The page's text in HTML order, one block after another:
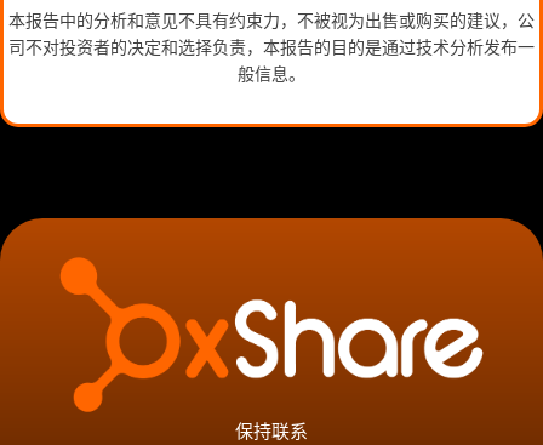
本报告中的分析和意见不具有约束力，不被视为出售或购买的建议，公
司不对投资者的决定和选择负责，本报告的目的是通过技术分析发布一
般信息。
保持联系